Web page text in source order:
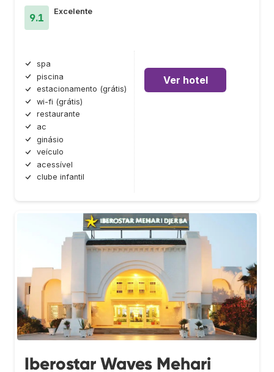
9.1
Excelente
spa
piscina
estacionamento (grátis)
wi-fi (grátis)
restaurante
ac
ginásio
veículo
acessível
clube infantil
Ver hotel
Iberostar Waves Mehari